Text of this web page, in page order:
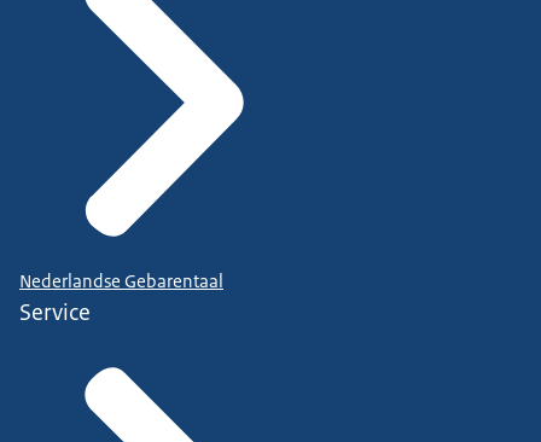
Nederlandse Gebarentaal
Service